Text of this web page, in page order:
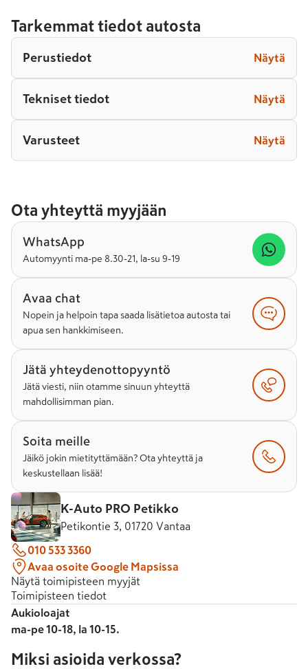
Tarkemmat tiedot autosta
Perustiedot Näytä
Tekniset tiedot Näytä
Varusteet Näytä
Ota yhteyttä myyjään
WhatsApp
Automyynti ma-pe 8.30-21, la-su 9-19
Avaa chat
Nopein ja helpoin tapa saada lisätietoa autosta tai
apua sen hankkimiseen.
Jätä yhteydenottopyyntö
Jätä viesti, niin otamme sinuun yhteyttä
mahdollisimman pian.
Soita meille
Jäikö jokin mietityttämään? Ota yhteyttä ja
keskustellaan lisää!
K-Auto PRO Petikko
Petikontie 3, 01720 Vantaa
010 533 3360
Avaa osoite Google Mapsissa
Näytä toimipisteen myyjät
Toimipisteen tiedot
Aukioloajat
ma-pe 10-18, la 10-15.
Miksi asioida verkossa?